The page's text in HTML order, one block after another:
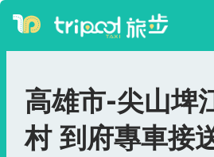
高雄市-尖山埤
村 到府專車接